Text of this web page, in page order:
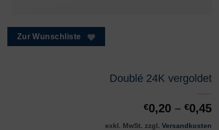
Zur Wunschliste
Doublé 24K vergoldet
€0,20 – €0,45
exkl. MwSt. zzgl. Versandkosten